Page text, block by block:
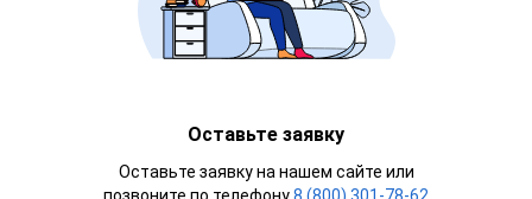
Оставьте заявку
Оставьте заявку на нашем сайте или